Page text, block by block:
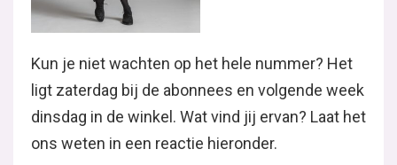
Kun je niet wachten op het hele nummer? Het
ligt zaterdag bij de abonnees en volgende week
dinsdag in de winkel. Wat vind jij ervan? Laat het
ons weten in een reactie hieronder.